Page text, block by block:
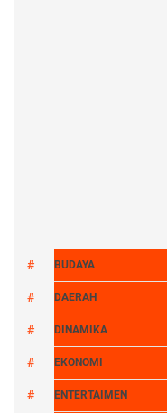
BUDAYA
DAERAH
DINAMIKA
EKONOMI
ENTERTAIMEN